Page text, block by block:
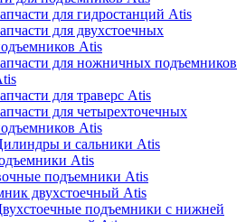
для гидростанций Atis
для двухстоечных
Atis
для ножничных подъемников
для траверс Atis
для четырехточечных
Atis
и сальники Atis
Atis
подъемники Atis
двухстоечный Atis
подъемники с нижней